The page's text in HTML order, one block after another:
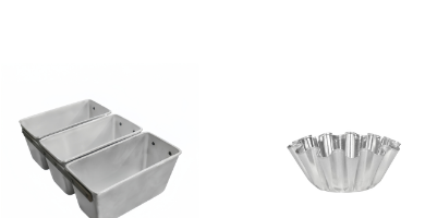
черный,
Pavoni
(Италия)